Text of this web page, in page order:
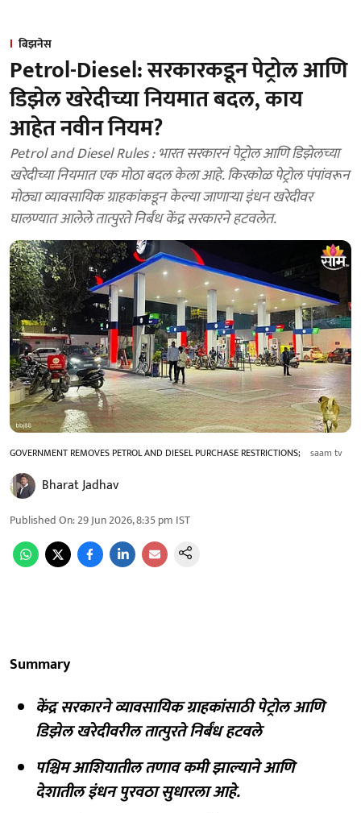
बिझनेस
Petrol-Diesel: सरकारकडून पेट्रोल आणि
डिझेल खरेदीच्या नियमात बदल, काय
आहेत नवीन नियम?
Petrol and Diesel Rules : भारत सरकारनं पेट्रोल आणि डिझेलच्या
खरेदीच्या नियमात एक मोठा बदल केला आहे. किरकोळ पेट्रोल पंपांवरून
मोठ्या व्यावसायिक ग्राहकांकडून केल्या जाणाऱ्या इंधन खरेदीवर
घालण्यात आलेले तात्पुरते निर्बंध केंद्र सरकारने हटवलेत.
GOVERNMENT REMOVES PETROL AND DIESEL PURCHASE RESTRICTIONS; saam tv
Bharat Jadhav
Published On:29 Jun 2026, 8:35 pm IST
Summary
केंद्र सरकारने व्यावसायिक ग्राहकांसाठी पेट्रोल आणि
डिझेल खरेदीवरील तात्पुरते निर्बंध हटवले
पश्चिम आशियातील तणाव कमी झाल्याने आणि
देशातील इंधन पुरवठा सुधारला आहे.